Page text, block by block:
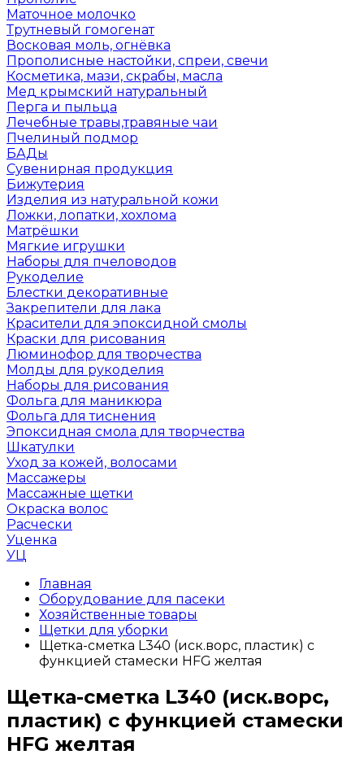
Маточное молочко
Трутневый гомогенат
Восковая моль, огнёвка
Прополисные настойки, спреи, свечи
Косметика, мази, скрабы, масла
Мед крымский натуральный
Перга и пыльца
Лечебные травы,травяные чаи
Пчелиный подмор
БАДы
Сувенирная продукция
Бижутерия
Изделия из натуральной кожи
Ложки, лопатки, хохлома
Матрёшки
Мягкие игрушки
Наборы для пчеловодов
Рукоделие
Блестки декоративные
Закрепители для лака
Красители для эпоксидной смолы
Краски для рисования
Люминофор для творчества
Молды для рукоделия
Наборы для рисования
Фольга для маникюра
Фольга для тиснения
Эпоксидная смола для творчества
Шкатулки
Уход за кожей, волосами
Массажеры
Массажные щетки
Окраска волос
Расчески
Уценка
УЦ
Главная
Оборудование для пасеки
Хозяйственные товары
Щетки для уборки
Щетка-сметка L340 (иск.ворс, пластик) с
функцией стамески HFG желтая
Щетка-сметка L340 (иск.ворс,
пластик) с функцией стамески
HFG желтая